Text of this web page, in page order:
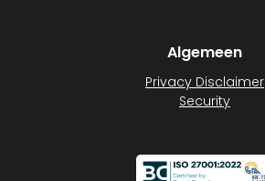
Algemeen
Privacy Disclaimer
Security